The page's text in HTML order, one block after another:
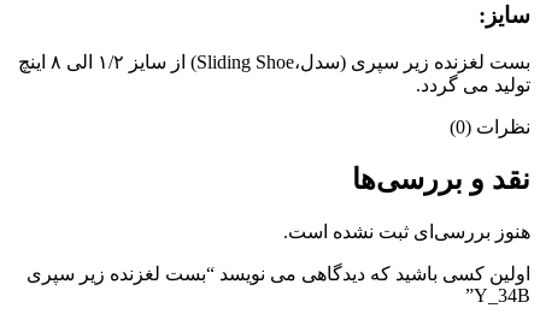
بست لغزنده زیر سپری (سدل،Sliding Shoe) از سایز ۱/۲ الی ۸ اینچ
می گردد.
(0)
و بررسی‌ها
بررسی‌ای ثبت نشده است.
کسی باشید که دیدگاهی می نویسد “بست لغزنده زیر سپری